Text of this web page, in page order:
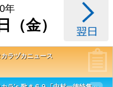
年
（金）
カラヅカニュース